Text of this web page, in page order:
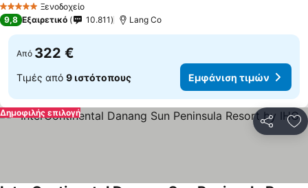
5 Αστέρια Ξενοδοχείο
9,8 Εξαιρετικό 10.811 Lang Co
Από 322 €
Τιμές από 9 ιστότοπους Εμφάνιση τιμών
Δημοφιλής επιλογή